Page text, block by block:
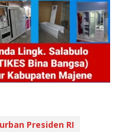
Presiden RI